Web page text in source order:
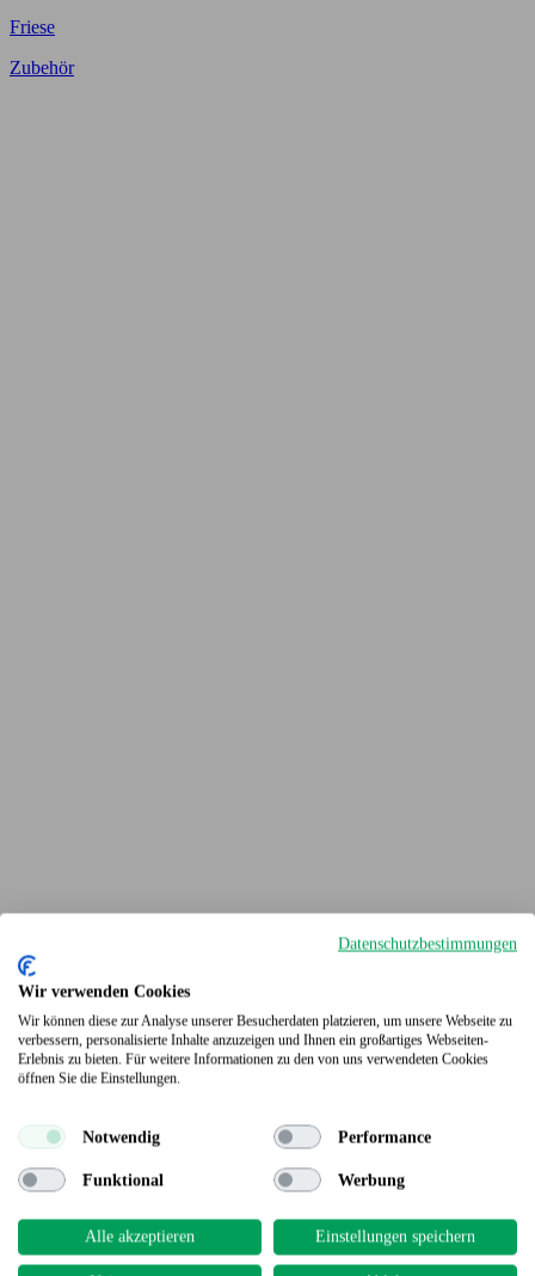
Friese
Zubehör
Terrassendielen
Datenschutzbestimmungen
Wir verwenden Cookies
Wir können diese zur Analyse unserer Besucherdaten platzieren, um unsere Webseite zu
verbessern, personalisierte Inhalte anzuzeigen und Ihnen ein großartiges Webseiten-
Erlebnis zu bieten. Für weitere Informationen zu den von uns verwendeten Cookies
öffnen Sie die Einstellungen.
Notwendig Performance
Funktional Werbung
Alle akzeptieren Einstellungen speichern